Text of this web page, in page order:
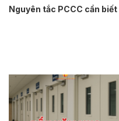
Nguyên tắc PCCC cần biết